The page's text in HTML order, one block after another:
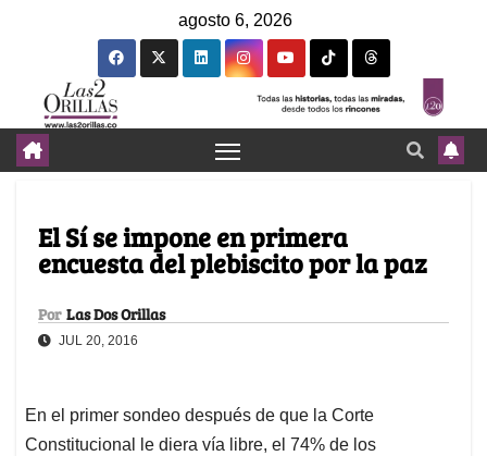
agosto 6, 2026
El Sí se impone en primera
encuesta del plebiscito por la paz
Por Las Dos Orillas
JUL 20, 2016
En el primer sondeo después de que la Corte
Constitucional le diera vía libre, el 74% de los